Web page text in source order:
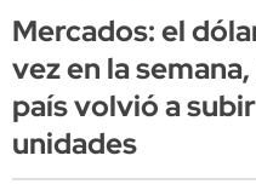
Mercados: el
vez en la
país volvió a
unidades